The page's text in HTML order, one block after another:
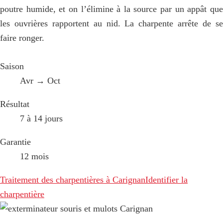
poutre humide, et on l’élimine à la source par un appât que
les ouvrières rapportent au nid. La charpente arrête de se
faire ronger.
Saison
Avr → Oct
Résultat
7 à 14 jours
Garantie
12 mois
Traitement des charpentières à CarignanIdentifier la
charpentière